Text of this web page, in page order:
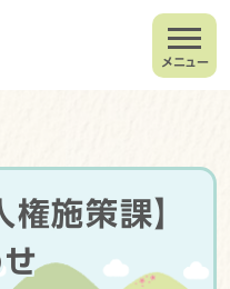
メニュー
権施策課】